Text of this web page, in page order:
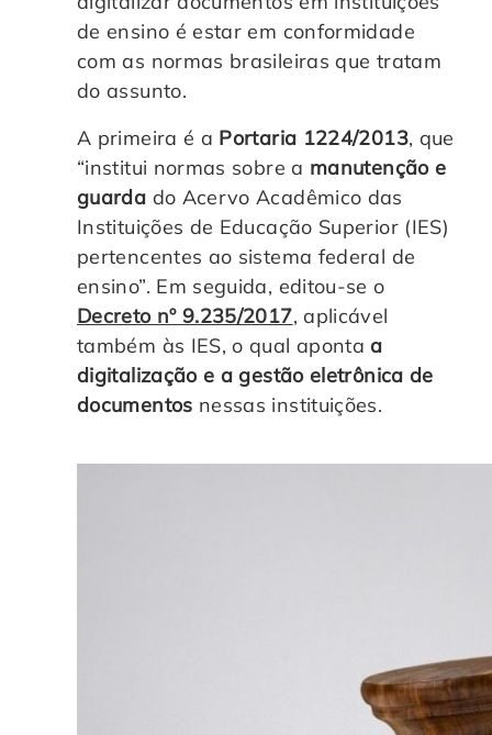
de ensino é estar em conformidade
com as normas brasileiras que tratam
do assunto.
A primeira é a Portaria 1224/2013, que
“institui normas sobre a manutenção e
guarda do Acervo Acadêmico das
Instituições de Educação Superior (IES)
pertencentes ao sistema federal de
ensino”. Em seguida, editou-se o
Decreto nº 9.235/2017, aplicável
também às IES, o qual aponta a
digitalização e a gestão eletrônica de
documentos nessas instituições.